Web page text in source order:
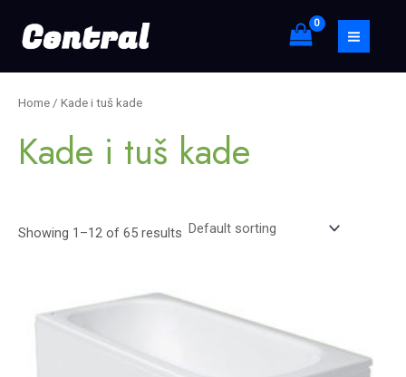
content
MAIN
e
h
Home / Kade i tuš kade
Kade i tuš kade
Showing 1–12 of 65 results